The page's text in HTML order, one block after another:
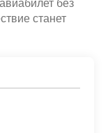
без
станет